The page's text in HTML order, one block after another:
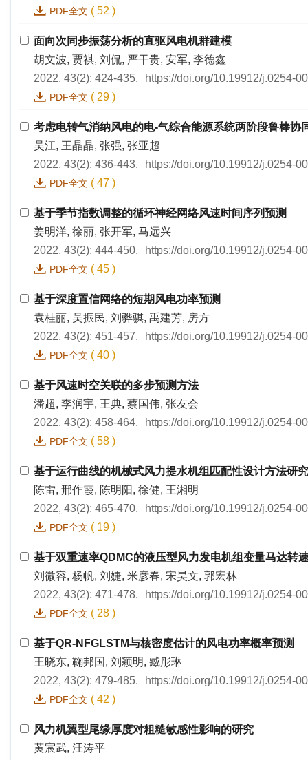
PDF全文 ( 52 )
面向次同步振荡分析的直驱风电机群建模
胡文波, 贾祺, 刘侃, 严干贵, 安军, 李德鑫
2022, 43(2): 424-435.
https://doi.org/10.19912/j.0254-
PDF全文 ( 29 )
考虑电转气消纳风电的电-气综合能源系统两阶段鲁棒协
吴江, 王晶晶, 张强, 张亚超
2022, 43(2): 436-443.
https://doi.org/10.19912/j.0254-
PDF全文 ( 47 )
基于季节指数调整的循环神经网络风速时间序列预测
姜明洋, 徐丽, 张开军, 马远兴
2022, 43(2): 444-450.
https://doi.org/10.19912/j.0254-
PDF全文 ( 45 )
基于深度置信网络的短期风电功率预测
袁桂丽, 吴振民, 刘骅骐, 禹建芳, 房方
2022, 43(2): 451-457.
https://doi.org/10.19912/j.0254-
PDF全文 ( 40 )
基于风速时空关联的多步预测方法
潘超, 李润宇, 王典, 蔡国伟, 张友会
2022, 43(2): 458-464.
https://doi.org/10.19912/j.0254-
PDF全文 ( 58 )
基于运行曲线的机械式风力提水机组匹配性设计方法研究
陈雷, 邢作霞, 陈明阳, 徐健, 王湘明
2022, 43(2): 465-470.
https://doi.org/10.19912/j.0254-
PDF全文 ( 19 )
基于双重速率QDMC的液压型风力发电机组变量马达转
刘微容, 杨帆, 刘婕, 米彦春, 宋昊文, 郭宏林
2022, 43(2): 471-478.
https://doi.org/10.19912/j.0254-
PDF全文 ( 28 )
基于QR-NFGLSTM与核密度估计的风电功率概率预测
王晓东, 鞠邦国, 刘颖明, 臧彤琳
2022, 43(2): 479-485.
https://doi.org/10.19912/j.0254-
PDF全文 ( 42 )
风力机翼型尾缘厚度对粗糙敏感性影响的研究
黄宸武, 汪涛平